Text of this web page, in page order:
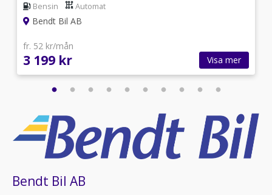
Bensin Automat
Bendt Bil AB
fr. 52 kr/mån
3 199 kr Visa mer
Bendt Bil AB